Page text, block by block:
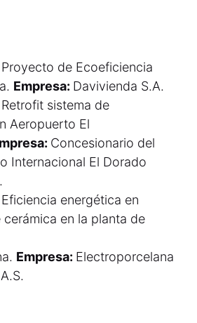
de Ecoeficiencia
Empresa: Davivienda S.A.
sistema de
Aeropuerto El
Concesionario del
Internacional El Dorado
energética en
cerámica en la planta de
Empresa: Electroporcelana